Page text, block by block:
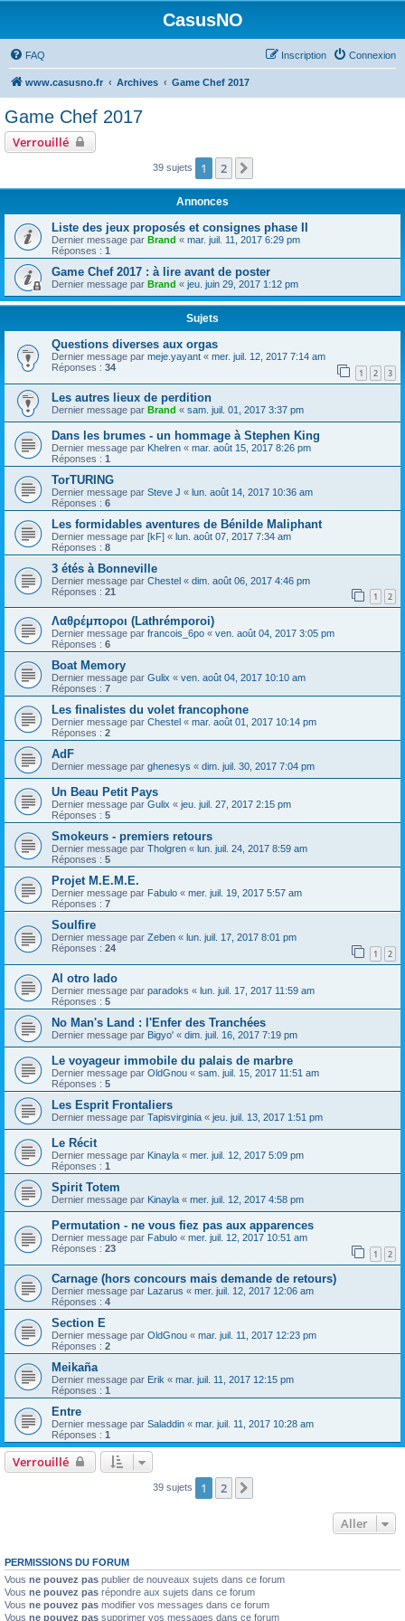
CasusNO
FAQ Connexion
Inscription
www.casusno.fr Archives Game Chef 2017
Game Chef 2017
Verrouillé
39 sujets 1 2
Annonces
Liste des jeux proposés et consignes phase II
Dernier message par Brand « mar. juil. 11, 2017 6:29 pm
Réponses : 1
Game Chef 2017 : à lire avant de poster
Dernier message par Brand « jeu. juin 29, 2017 1:12 pm
Sujets
Questions diverses aux orgas
Dernier message par meje.yayant « mer. juil. 12, 2017 7:14 am
Réponses : 34 1 2 3
Les autres lieux de perdition
Dernier message par Brand « sam. juil. 01, 2017 3:37 pm
Dans les brumes - un hommage à Stephen King
Dernier message par Khelren « mar. août 15, 2017 8:26 pm
Réponses : 1
TorTURING
Dernier message par Steve J « lun. août 14, 2017 10:36 am
Réponses : 6
Les formidables aventures de Bénilde Maliphant
Dernier message par [kF] « lun. août 07, 2017 7:34 am
Réponses : 8
3 étés à Bonneville
Dernier message par Chestel « dim. août 06, 2017 4:46 pm
Réponses : 21 1 2
Λαθρέμποροι (Lathrémporoi)
Dernier message par francois_6po « ven. août 04, 2017 3:05 pm
Réponses : 6
Boat Memory
Dernier message par Gulix « ven. août 04, 2017 10:10 am
Réponses : 7
Les finalistes du volet francophone
Dernier message par Chestel « mar. août 01, 2017 10:14 pm
Réponses : 2
AdF
Dernier message par ghenesys « dim. juil. 30, 2017 7:04 pm
Un Beau Petit Pays
Dernier message par Gulix « jeu. juil. 27, 2017 2:15 pm
Réponses : 5
Smokeurs - premiers retours
Dernier message par Tholgren « lun. juil. 24, 2017 8:59 am
Réponses : 5
Projet M.E.M.E.
Dernier message par Fabulo « mer. juil. 19, 2017 5:57 am
Réponses : 7
Soulfire
Dernier message par Zeben « lun. juil. 17, 2017 8:01 pm
Réponses : 24 1 2
Al otro lado
Dernier message par paradoks « lun. juil. 17, 2017 11:59 am
Réponses : 5
No Man's Land : l'Enfer des Tranchées
Dernier message par Bigyo' « dim. juil. 16, 2017 7:19 pm
Le voyageur immobile du palais de marbre
Dernier message par OldGnou « sam. juil. 15, 2017 11:51 am
Réponses : 5
Les Esprit Frontaliers
Dernier message par Tapisvirginia « jeu. juil. 13, 2017 1:51 pm
Le Récit
Dernier message par Kinayla « mer. juil. 12, 2017 5:09 pm
Réponses : 1
Spirit Totem
Dernier message par Kinayla « mer. juil. 12, 2017 4:58 pm
Permutation - ne vous fiez pas aux apparences
Dernier message par Fabulo « mer. juil. 12, 2017 10:51 am
Réponses : 23 1 2
Carnage (hors concours mais demande de retours)
Dernier message par Lazarus « mer. juil. 12, 2017 12:06 am
Réponses : 4
Section E
Dernier message par OldGnou « mar. juil. 11, 2017 12:23 pm
Réponses : 2
Meikaña
Dernier message par Erik « mar. juil. 11, 2017 12:15 pm
Réponses : 1
Entre
Dernier message par Saladdin « mar. juil. 11, 2017 10:28 am
Réponses : 1
Verrouillé
39 sujets 1 2
Aller
PERMISSIONS DU FORUM
Vous ne pouvez pas publier de nouveaux sujets dans ce forum
Vous ne pouvez pas répondre aux sujets dans ce forum
Vous ne pouvez pas modifier vos messages dans ce forum
Vous ne pouvez pas supprimer vos messages dans ce forum